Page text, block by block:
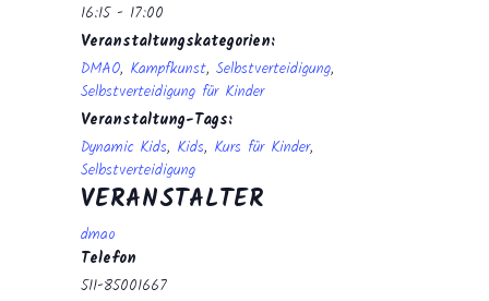
16:15 - 17:00
Veranstaltungskategorien:
DMAO, Kampfkunst, Selbstverteidigung,
Selbstverteidigung für Kinder
Veranstaltung-Tags:
Dynamic Kids, Kids, Kurs für Kinder,
Selbstverteidigung
VERANSTALTER
dmao
Telefon
511-85001667